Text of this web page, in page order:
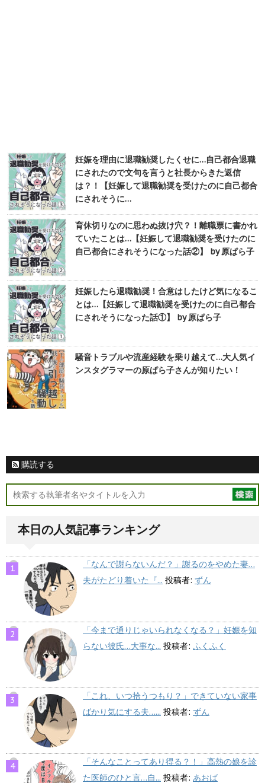
妊娠を理由に退職勧奨したくせに…自己都合退職
にされたので文句を言うと社長からきた返信
は？！【妊娠して退職勧奨を受けたのに自己都合
にされそうに…
育休切りなのに思わぬ抜け穴？！離職票に書かれ
ていたことは…【妊娠して退職勧奨を受けたのに
自己都合にされそうになった話②】 by 原ぱら子
妊娠したら退職勧奨！合意はしたけど気になるこ
とは…【妊娠して退職勧奨を受けたのに自己都合
にされそうになった話①】 by 原ぱら子
騒音トラブルや流産経験を乗り越えて…大人気イ
ンスタグラマーの原ぱら子さんが知りたい！
購読する
本日の人気記事ランキング
「なんで謝らないんだ？」謝るのをやめた妻…
夫がたどり着いた『... 投稿者: ずん
「今まで通りじゃいられなくなる？」妊娠を知
らない彼氏…大事な... 投稿者: ふくふく
「これ、いつ拾うつもり？」できていない家事
ばかり気にする夫…... 投稿者: ずん
「そんなことってあり得る？！」高熱の娘を診
た医師のひと言…自... 投稿者: あおば